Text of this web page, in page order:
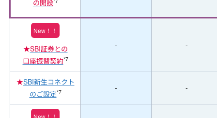
の開設
New！！
★SBI証券との
口座振替契約*7
- -
★SBI新生コネクト
のご設定*7 - -
New！！